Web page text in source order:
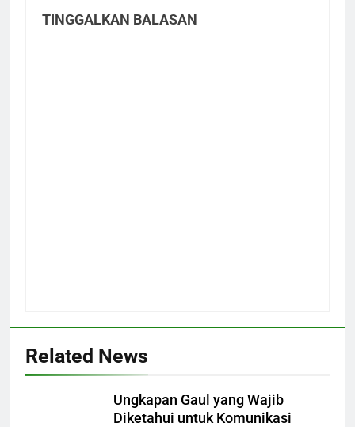
TINGGALKAN BALASAN
Related News
Ungkapan Gaul yang Wajib
Diketahui untuk Komunikasi